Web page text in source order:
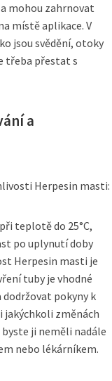
mohou zahrnovat
místě aplikace. V
jsou svědění, otoky
třeba přestat s
a
Herpesin masti:
teplotě do 25°C,
po uplynutí doby
Herpesin masti je
tuby je vhodné
pokyny k
jakýchkoli změnách
ji neměli nadále
nebo lékárníkem.